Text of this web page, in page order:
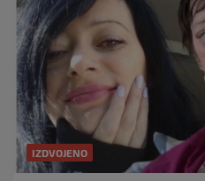
IZDVOJENO